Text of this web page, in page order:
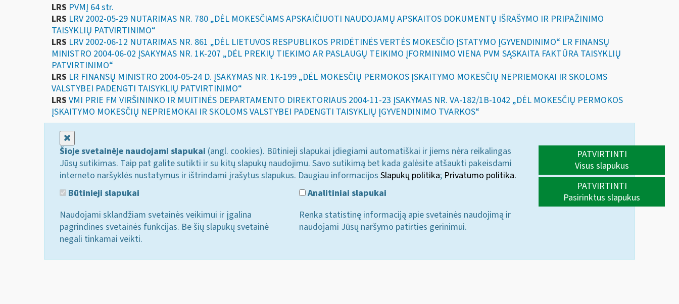
LRS PVMĮ 64 str.
LRS LRV 2002-05-29 NUTARIMAS NR. 780 „DĖL MOKESČIAMS APSKAIČIUOTI NAUDOJAMŲ APSKAITOS DOKUMENTŲ IŠRAŠYMO IR PRIPAŽINIMO
TAISYKLIŲ PATVIRTINIMO“
LRS LRV 2002-06-12 NUTARIMAS NR. 861 „DĖL LIETUVOS RESPUBLIKOS PRIDĖTINĖS VERTĖS MOKESČIO ĮSTATYMO ĮGYVENDINIMO“ LR FINANSŲ
MINISTRO 2004-06-02 ĮSAKYMAS NR. 1K-207 „DĖL PREKIŲ TIEKIMO AR PASLAUGŲ TEIKIMO ĮFORMINIMO VIENA PVM SĄSKAITA FAKTŪRA TAISYKLIŲ
PATVIRTINIMO“
LRS LR FINANSŲ MINISTRO 2004-05-24 D. ĮSAKYMAS NR. 1K-199 „DĖL MOKESČIŲ PERMOKOS ĮSKAITYMO MOKESČIŲ NEPRIEMOKAI IR SKOLOMS
VALSTYBEI PADENGTI TAISYKLIŲ PATVIRTINIMO“
LRS VMI PRIE FM VIRŠININKO IR MUITINĖS DEPARTAMENTO DIREKTORIAUS 2004-11-23 ĮSAKYMAS NR. VA-182/1B-1042 „DĖL MOKESČIŲ PERMOKOS
ĮSKAITYMO MOKESČIŲ NEPRIEMOKAI IR SKOLOMS VALSTYBEI PADENGTI TAISYKLIŲ ĮGYVENDINIMO TVARKOS“
Šioje svetainėje naudojami slapukai (angl. cookies). Būtinieji slapukai įdiegiami automatiškai ir jiems nėra reikalingas
Jūsų sutikimas. Taip pat galite sutikti ir su kitų slapukų naudojimu. Savo sutikimą bet kada galėsite atšaukti pakeisdami
interneto naršyklės nustatymus ir ištrindami įrašytus slapukus. Daugiau informacijos Slapukų politika; Privatumo politika.
Būtinieji slapukai
Naudojami sklandžiam svetainės veikimui ir įgalina
pagrindines svetainės funkcijas. Be šių slapukų svetainė
negali tinkamai veikti.
Analitiniai slapukai
Renka statistinę informaciją apie svetainės naudojimą ir
naudojami Jūsų naršymo patirties gerinimui.
PATVIRTINTI
Visus slapukus
PATVIRTINTI
Pasirinktus slapukus